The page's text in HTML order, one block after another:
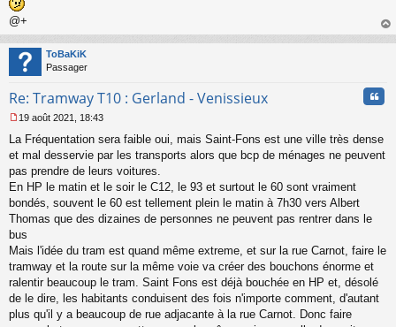
e
n
o
n
l
u
@+
au
ToBaKiK
Passager
Re: Tramway T10 : Gerland - Venissieux
e
s
s
g
e
n
o
n
u
19 août 2021, 18:43
La Fréquentation sera faible oui, mais Saint-Fons est une ville très dense
et mal desservie par les transports alors que bcp de ménages ne peuvent
pas prendre de leurs voitures.
En HP le matin et le soir le C12, le 93 et surtout le 60 sont vraiment
bondés, souvent le 60 est tellement plein le matin à 7h30 vers Albert
Thomas que des dizaines de personnes ne peuvent pas rentrer dans le
bus
Mais l'idée du tram est quand même extreme, et sur la rue Carnot, faire le
tramway et la route sur la même voie va créer des bouchons énorme et
ralentir beaucoup le tram. Saint Fons est déjà bouchée en HP et, désolé
de le dire, les habitants conduisent des fois n'importe comment, d'autant
plus qu'il y a beaucoup de rue adjacante à la rue Carnot. Donc faire